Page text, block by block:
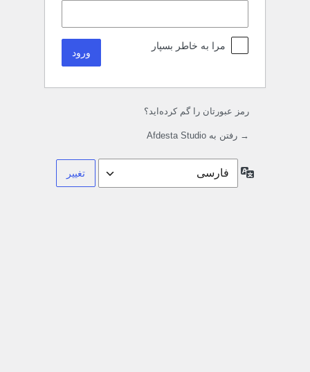
مرا به خاطر بسپار
رمز عبورتان را گم کرده‌اید؟
→ رفتن به Afdesta Studio
زبان